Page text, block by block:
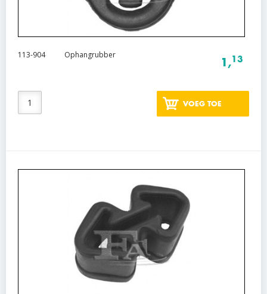
113-904 Ophangrubber
1,13
VOEG TOE